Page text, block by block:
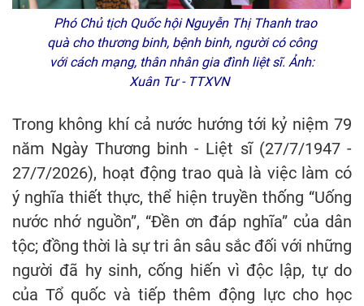
Phó Chủ tịch Quốc hội Nguyễn Thị Thanh trao
quà cho thương binh, bệnh binh, người có công
với cách mạng, thân nhân gia đình liệt sĩ. Ảnh:
Xuân Tư - TTXVN
Trong không khí cả nước hướng tới kỷ niệm 79
năm Ngày Thương binh - Liệt sĩ (27/7/1947 -
27/7/2026), hoạt động trao quà là việc làm có
ý nghĩa thiết thực, thể hiện truyền thống “Uống
nước nhớ nguồn”, “Đền ơn đáp nghĩa” của dân
tộc; đồng thời là sự tri ân sâu sắc đối với những
người đã hy sinh, cống hiến vì độc lập, tự do
của Tổ quốc và tiếp thêm động lực cho học